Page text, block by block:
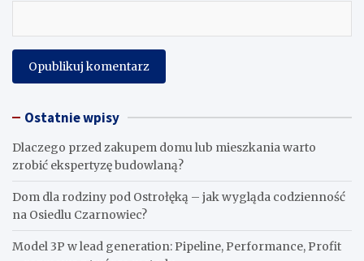
Ostatnie wpisy
Dlaczego przed zakupem domu lub mieszkania warto
zrobić ekspertyzę budowlaną?
Dom dla rodziny pod Ostrołęką – jak wygląda codzienność
na Osiedlu Czarnowiec?
Model 3P w lead generation: Pipeline, Performance, Profit